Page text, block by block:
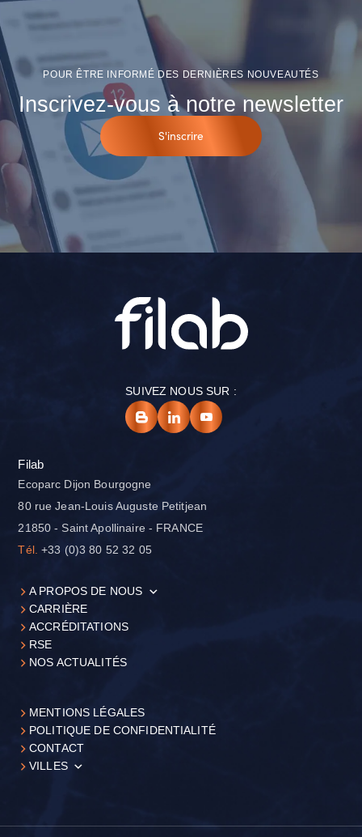
POUR ÊTRE INFORMÉ DES DERNIÈRES NOUVEAUTÉS
Inscrivez-vous à notre newsletter
S'inscrire
SUIVEZ NOUS SUR :
Filab
Ecoparc Dijon Bourgogne
80 rue Jean-Louis Auguste Petitjean
21850 - Saint Apollinaire - FRANCE
Tél. +33 (0)3 80 52 32 05
A PROPOS DE NOUS
CARRIÈRE
ACCRÉDITATIONS
RSE
NOS ACTUALITÉS
MENTIONS LÉGALES
POLITIQUE DE CONFIDENTIALITÉ
CONTACT
VILLES